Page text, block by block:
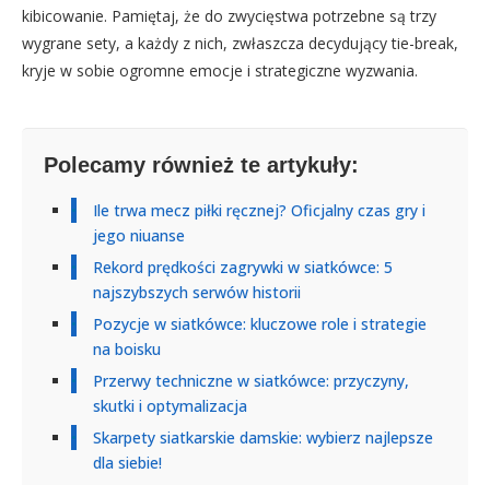
kibicowanie. Pamiętaj, że do zwycięstwa potrzebne są trzy
wygrane sety, a każdy z nich, zwłaszcza decydujący tie-break,
kryje w sobie ogromne emocje i strategiczne wyzwania.
Polecamy również te artykuły:
Ile trwa mecz piłki ręcznej? Oficjalny czas gry i
jego niuanse
Rekord prędkości zagrywki w siatkówce: 5
najszybszych serwów historii
Pozycje w siatkówce: kluczowe role i strategie
na boisku
Przerwy techniczne w siatkówce: przyczyny,
skutki i optymalizacja
Skarpety siatkarskie damskie: wybierz najlepsze
dla siebie!